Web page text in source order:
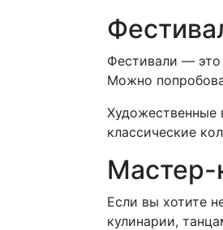
Фестивали — это
Можно
Художественные
классические
Мастер-
Если вы хотите
кулинарии,